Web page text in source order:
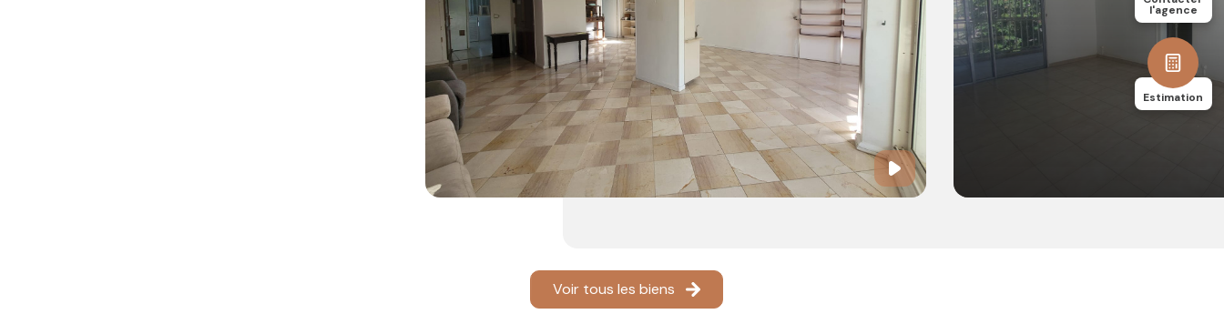
Faites appel aux services d'une agence immobilière experte de votre
secteur pour vous assurer de vendre dans les meilleurs conditions. Nos
l'estimation de votre maison ou de votre
et vous délivrent un prix objectif qui
augmentera vos chances de conclure rapidement et sans négociation.
Contacter notre agence
et serions ravis de pouvoir échanger autour des meilleures solutions à
apporter à votre projet immobilier. N'hésitez pas à nous contacter via
Voir tous les biens
l'agence
Estimation